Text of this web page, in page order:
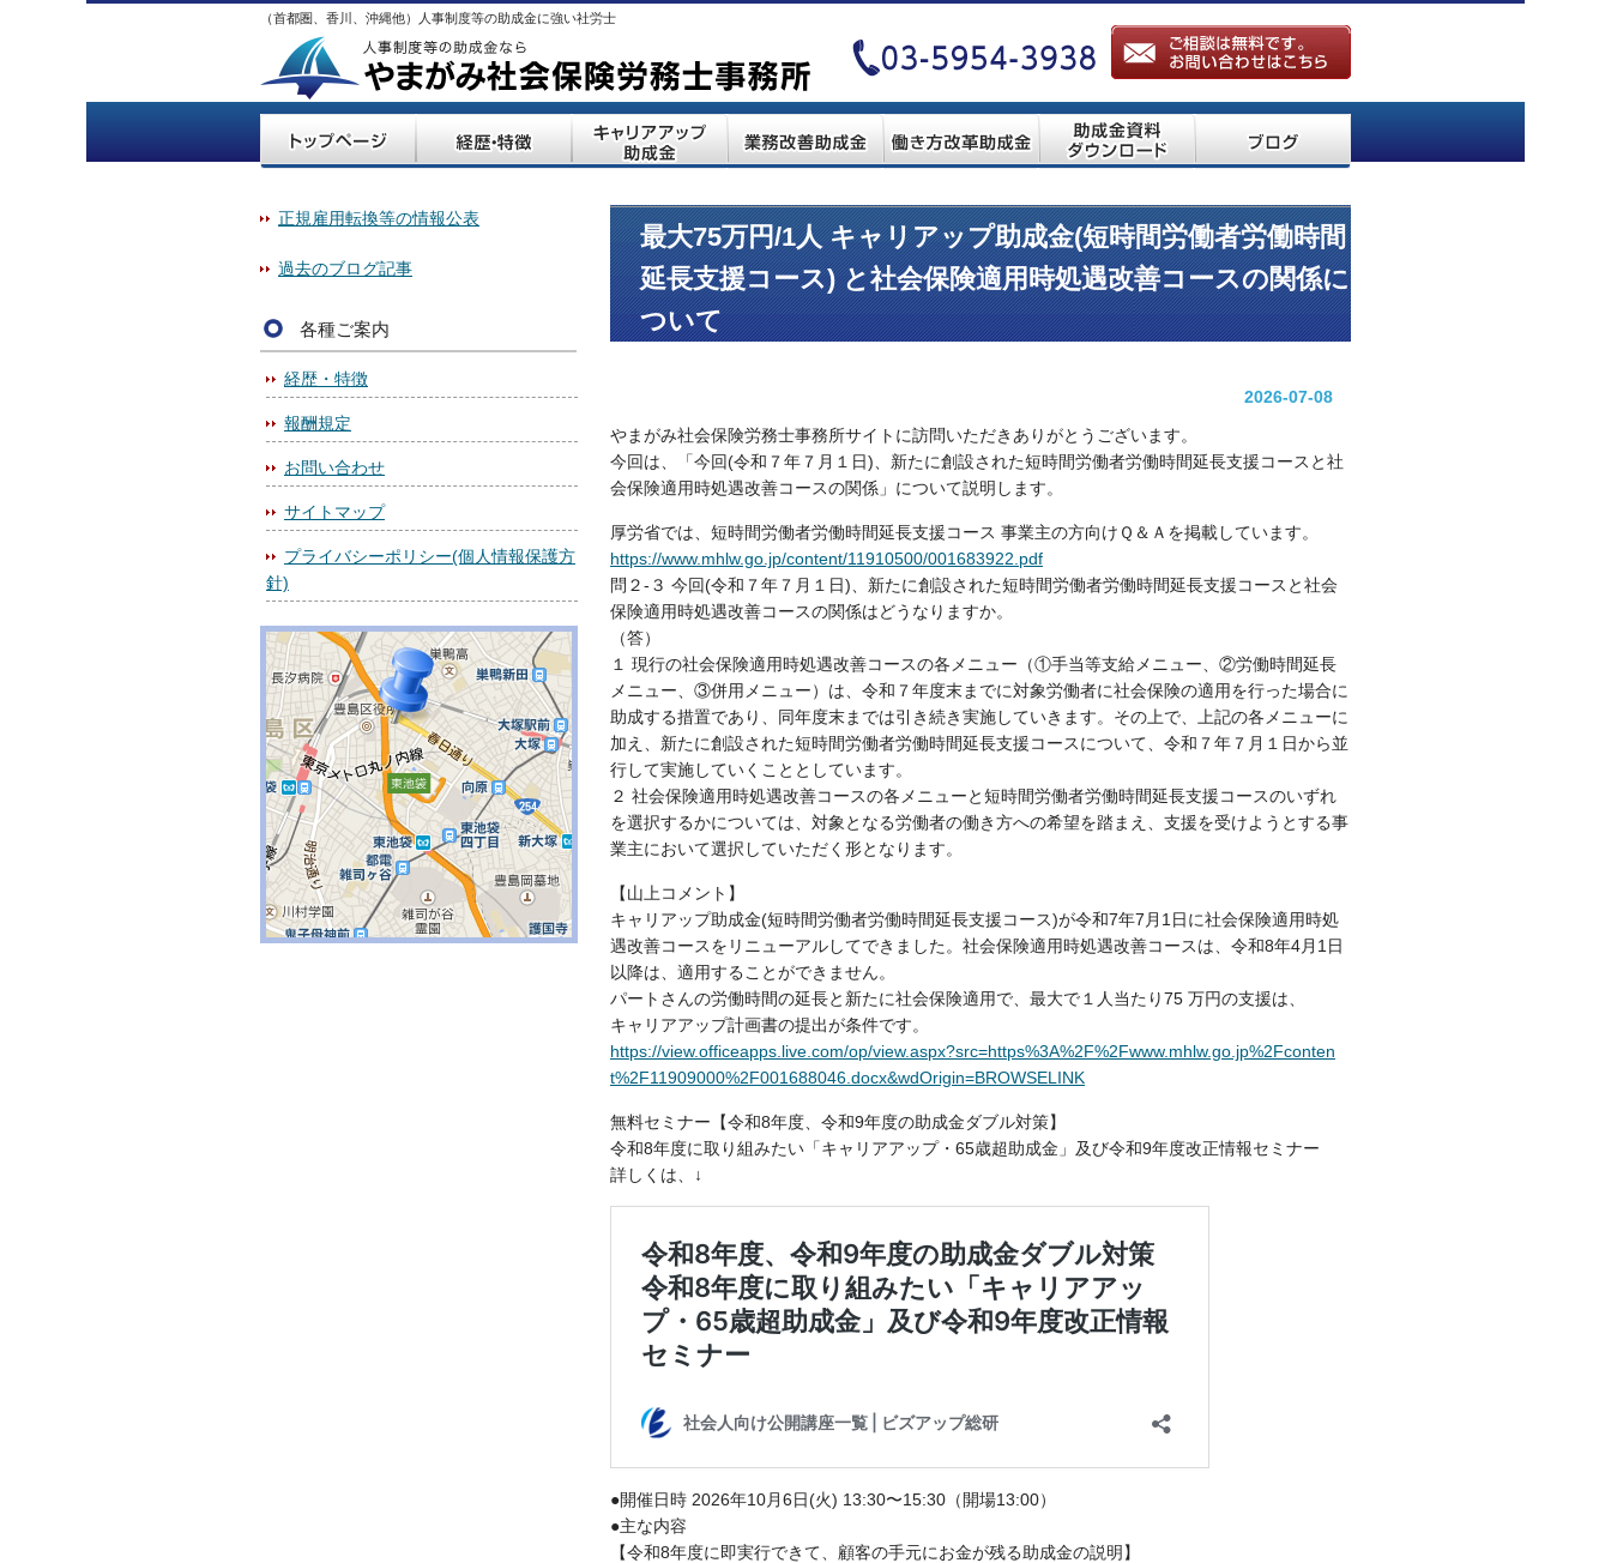
（首都圏、香川、沖縄他）人事制度等の助成金に強い社労士
最大75万円/1人 キャリアップ助成金(短時間労働者労働時間
延長支援コース) と社会保険適用時処遇改善コースの関係に
ついて
2026-07-08
やまがみ社会保険労務士事務所サイトに訪問いただきありがとうございます。
今回は、「今回(令和７年７月１日)、新たに創設された短時間労働者労働時間延長支援コースと社
会保険適用時処遇改善コースの関係」について説明します。
厚労省では、短時間労働者労働時間延長支援コース 事業主の方向けＱ＆Ａを掲載しています。
https://www.mhlw.go.jp/content/11910500/001683922.pdf
問２-３ 今回(令和７年７月１日)、新たに創設された短時間労働者労働時間延長支援コースと社会
保険適用時処遇改善コースの関係はどうなりますか。
（答）
１ 現行の社会保険適用時処遇改善コースの各メニュー（①手当等支給メニュー、②労働時間延長
メニュー、③併用メニュー）は、令和７年度末までに対象労働者に社会保険の適用を行った場合に
助成する措置であり、同年度末までは引き続き実施していきます。その上で、上記の各メニューに
加え、新たに創設された短時間労働者労働時間延長支援コースについて、令和７年７月１日から並
行して実施していくこととしています。
２ 社会保険適用時処遇改善コースの各メニューと短時間労働者労働時間延長支援コースのいずれ
を選択するかについては、対象となる労働者の働き方への希望を踏まえ、支援を受けようとする事
業主において選択していただく形となります。
【山上コメント】
キャリアップ助成金(短時間労働者労働時間延長支援コース)が令和7年7月1日に社会保険適用時処
遇改善コースをリニューアルしてできました。社会保険適用時処遇改善コースは、令和8年4月1日
以降は、適用することができません。
パートさんの労働時間の延長と新たに社会保険適用で、最大で１人当たり75 万円の支援は、
キャリアアップ計画書の提出が条件です。
https://view.officeapps.live.com/op/view.aspx?src=https%3A%2F%2Fwww.mhlw.go.jp%2Fconten
t%2F11909000%2F001688046.docx&wdOrigin=BROWSELINK
無料セミナー【令和8年度、令和9年度の助成金ダブル対策】
令和8年度に取り組みたい「キャリアアップ・65歳超助成金」及び令和9年度改正情報セミナー
詳しくは、↓
●開催日時 2026年10月6日(火) 13:30〜15:30（開場13:00）
●主な内容
【令和8年度に即実行できて、顧客の手元にお金が残る助成金の説明】
正規雇用転換等の情報公表
過去のブログ記事
各種ご案内
経歴・特徴
報酬規定
お問い合わせ
サイトマップ
プライバシーポリシー(個人情報保護方
針)